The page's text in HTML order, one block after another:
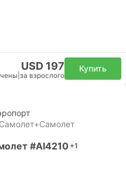
USD 197
за взрослого
Купить
#AI4210+1